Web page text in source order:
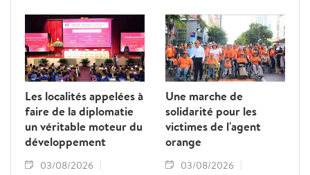
Les localités appelées à
faire de la diplomatie
un véritable moteur du
développement
03/08/2026
Une marche de
solidarité pour les
victimes de l'agent
orange
03/08/2026